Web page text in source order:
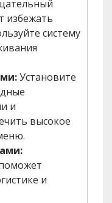
избежать
систему
Установите
и
высокое
и